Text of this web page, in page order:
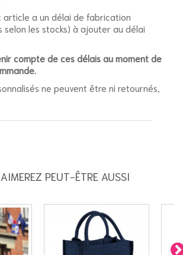
article a un délai de fabrication
selon les stocks) à ajouter au délai
compte de ces délais au moment de
ne peuvent être ni retournés,
PEUT-ÊTRE AUSSI